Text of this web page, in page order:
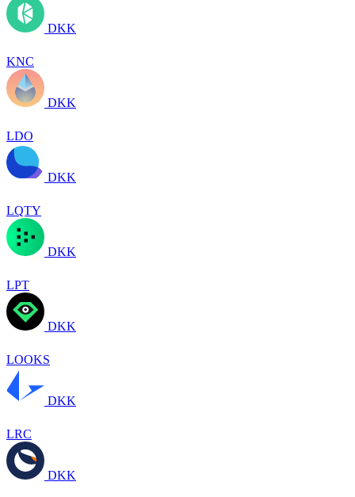
DKK
KNC
DKK
LDO
DKK
LQTY
DKK
LPT
DKK
LOOKS
DKK
LRC
DKK